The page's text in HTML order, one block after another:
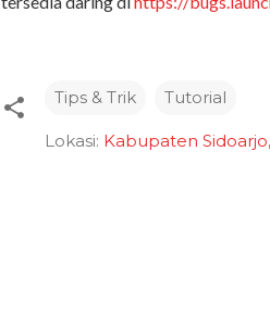
Tips & Trik Tutorial
Lokasi: Kabupaten